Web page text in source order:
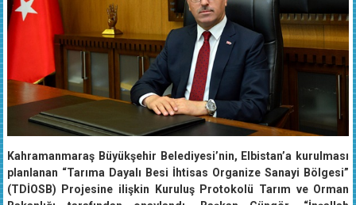
planlanan “Tarıma Dayalı Besi İhtisas Organize Sanayi Bölgesi”
(TDİOSB) Projesine ilişkin Kuruluş Protokolü Tarım ve Orman
Bakanlığı tarafından onaylandı. Başkan Güngör, “İnşallah